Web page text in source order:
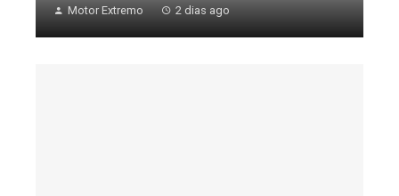
Motor Extremo 2 dias ago